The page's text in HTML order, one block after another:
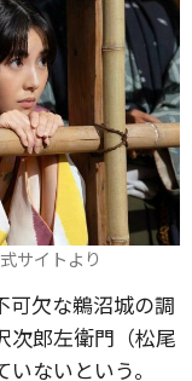
サイトより
可欠な鵜沼城の調
次郎左衛門（松尾
ないという。